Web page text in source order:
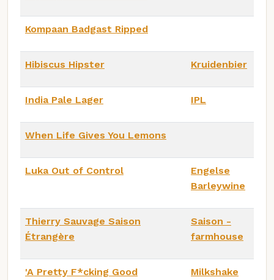
Kompaan Badgast Ripped
Hibiscus Hipster Kruidenbier
India Pale Lager IPL
When Life Gives You Lemons
Luka Out of Control
Engelse
Barleywine
Thierry Sauvage Saison
Étrangère
Saison -
farmhouse
'A Pretty F*cking Good
Milkshake